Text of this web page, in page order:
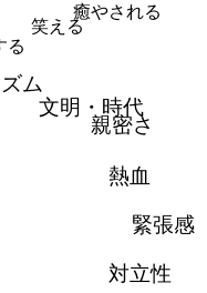
癒やされる
笑える
る
ム
文明・時代
親密さ
熱血
緊張感
対立性